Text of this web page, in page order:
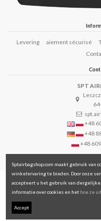
Levering aiement sécurisé
SPT
+48
+48
+48
Sptairbagshop.com maakt gebruik van
winkelervaring te bieden. Door onze
accepteert u het gebruik van
informatie over cookies en het hoe ze
Accept